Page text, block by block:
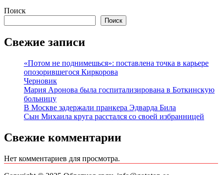
Поиск
Поиск
Свежие записи
«Потом не поднимешься»: поставлена точка в карьере
опозорившегося Киркорова
Черновик
Мария Аронова была госпитализирована в Боткинскую
больницу
В Москве задержали пранкера Эдварда Била
Сын Михаила круга расстался со своей избранницей
Свежие комментарии
Нет комментариев для просмотра.